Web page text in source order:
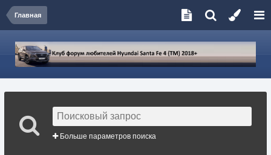
Главная
Больше параметров поиска